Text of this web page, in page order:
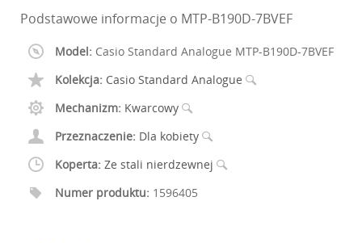
Podstawowe informacje o MTP-B190D-7BVEF
Model: Casio Standard Analogue MTP-B190D-7BVEF
Kolekcja: Casio Standard Analogue
Mechanizm: Kwarcowy
Przeznaczenie: Dla kobiety
Koperta: Ze stali nierdzewnej
Numer produktu: 1596405